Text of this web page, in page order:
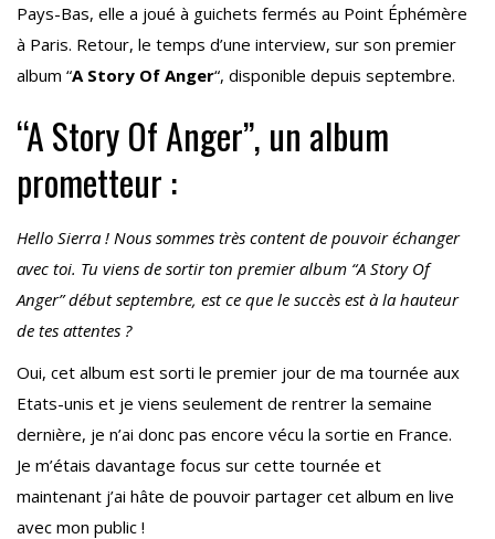
Pays-Bas, elle a joué à guichets fermés au Point Éphémère
à Paris. Retour, le temps d’une interview, sur son premier
album “A Story Of Anger“, disponible depuis septembre.
“A Story Of Anger”, un album
prometteur :
Hello Sierra ! Nous sommes très content de pouvoir échanger
avec toi. Tu viens de sortir ton premier album “A Story Of
Anger” début septembre, est ce que le succès est à la hauteur
de tes attentes ?
Oui, cet album est sorti le premier jour de ma tournée aux
Etats-unis et je viens seulement de rentrer la semaine
dernière, je n’ai donc pas encore vécu la sortie en France.
Je m’étais davantage focus sur cette tournée et
maintenant j’ai hâte de pouvoir partager cet album en live
avec mon public !